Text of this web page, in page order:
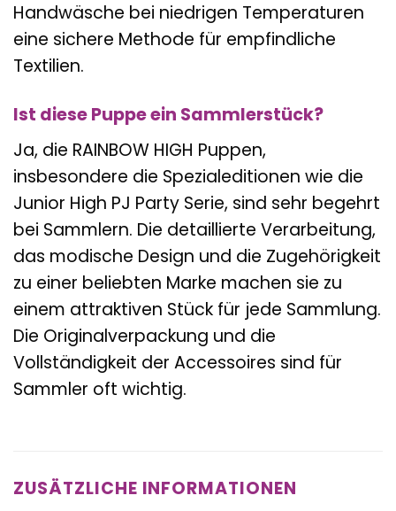
Handwäsche bei niedrigen Temperaturen
eine sichere Methode für empfindliche
Textilien.
Ist diese Puppe ein Sammlerstück?
Ja, die RAINBOW HIGH Puppen,
insbesondere die Spezialeditionen wie die
Junior High PJ Party Serie, sind sehr begehrt
bei Sammlern. Die detaillierte Verarbeitung,
das modische Design und die Zugehörigkeit
zu einer beliebten Marke machen sie zu
einem attraktiven Stück für jede Sammlung.
Die Originalverpackung und die
Vollständigkeit der Accessoires sind für
Sammler oft wichtig.
ZUSÄTZLICHE INFORMATIONEN